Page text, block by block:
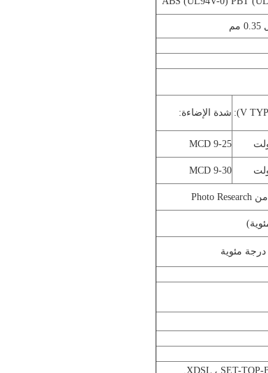
شدة الإضاءة:
9-25 MCD
9-30 MCD